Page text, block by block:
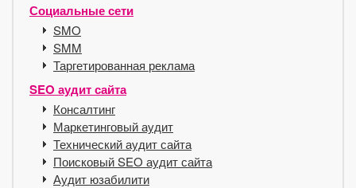
Социальные сети
SMO
SMM
Таргетированная реклама
SEO аудит сайта
Консалтинг
Маркетинговый аудит
Технический аудит сайта
Поисковый SEO аудит сайта
Аудит юзабилити